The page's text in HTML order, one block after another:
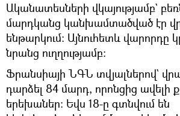
Ականատեսների վկայությամբ`
մարդկանց կանխամտածված էր
ենթարկում։ Այնուհետև վարորդը
նրանց ուղղությամբ։
Ֆրանսիայի ՆԳՆ տվյալներով`
դարձել 84 մարդ, որոնցից ավելի
երեխաներ։ Եվս 18-ը գտնվում են